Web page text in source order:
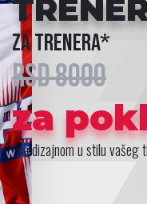
za trenera*
RSD 8000
za
*sa dizajnom u stilu vašeg